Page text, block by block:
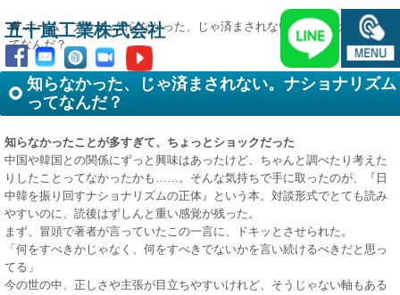
五十嵐工業株式会社
ホーム-ブログ-知らなかった、じゃ済まされない。ナショナリズムっ
てなんだ？
知らなかった、じゃ済まされない。ナショナリズム
ってなんだ？
知らなかったことが多すぎて、ちょっとショックだった
中国や韓国との関係にずっと興味はあったけど、ちゃんと調べたり考えた
りしたことってなかったかも……。そんな気持ちで手に取ったのが、『日
中韓を振り回すナショナリズムの正体』という本。対談形式でとても読み
やすいのに、読後はずしんと重い感覚が残った。
まず、冒頭で著者が言っていたこの一言に、ドキッとさせられた。
「何をすべきかじゃなく、何をすべきでないかを言い続けるべきだと思っ
てる」
今の世の中、正しさや主張が目立ちやすいけれど、そうじゃない軸もある